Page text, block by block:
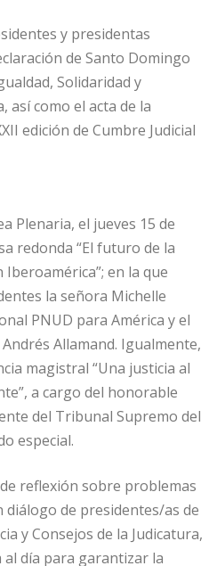
y presidentas
de Santo Domingo
Solidaridad y
así como el acta de la
edición de Cumbre Judicial
Plenaria, el jueves 15 de
redonda “El futuro de la
en la que
la señora Michelle
PNUD para América y el
Allamand. Igualmente,
magistral “Una justicia al
a cargo del honorable
del Tribunal Supremo del
especial.
reflexión sobre problemas
de presidentes/as de
y Consejos de la Judicatura,
al día para garantizar la